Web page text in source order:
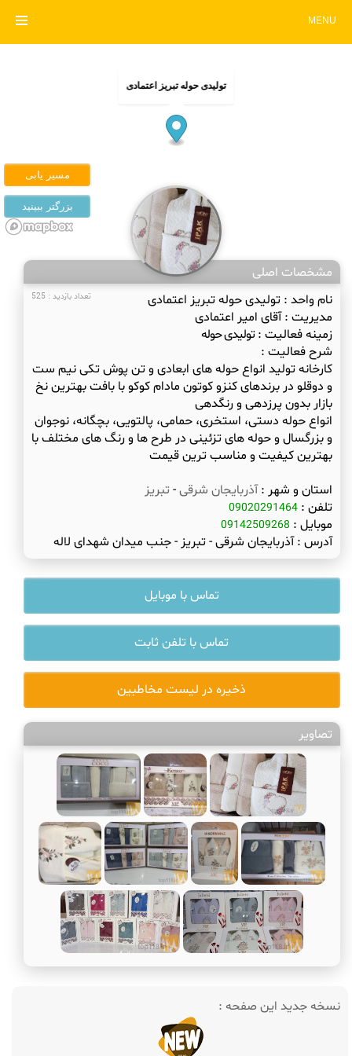
MENU
تولیدی حوله تبریز اعتمادی
مشخصات اصلی
تعداد بازدید : 525 نام واحد :تولیدی حوله تبریز اعتمادی
مدیریت :آقای امیر اعتمادی
زمینه فعالیت :تولیدی حوله
شرح فعالیت :
کارخانه تولید انواع حوله های ابعادی و تن پوش تکی نیم ست
و دوقلو در برندهای کنزو کوتون مادام کوکو با بافت بهترین نخ
انواع حوله دستی، استخری، حمامی، پالتویی، بچگانه، نوجوان
و بزرگسال و حوله های تزئینی در طرح ها و رنگ های مختلف با
بهترین کیفیت و مناسب ترین قیمت
استان و شهر :آذربایجان شرقی- تبریز
تلفن :09020291464
موبایل : 09142509268
آدرس :آذربایجان شرقی - تبریز - جنب میدان شهدای لاله
تماس با موبایل
تماس با تلفن ثابت
ذخیره در لیست مخاطبین
تصاویر
نسخه جدید این صفحه :